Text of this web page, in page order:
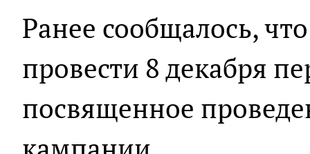
Ранее сообщалось,
провести 8 декабря
посвященное